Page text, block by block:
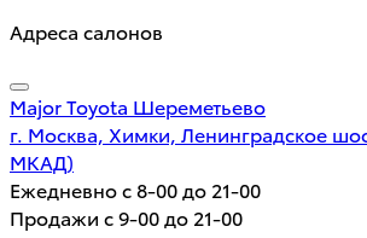
Адреса салонов
Major Toyota Шереметьево
г. Москва, Химки, Ленинградское
МКАД)
Ежедневно с 8-00 до 21-00
Продажи с 9-00 до 21-00